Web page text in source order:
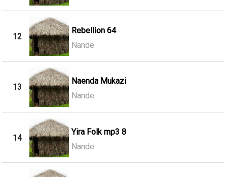
12
Rebellion 64
Nande
13
Naenda Mukazi
Nande
14
Yira Folk mp3 8
Nande